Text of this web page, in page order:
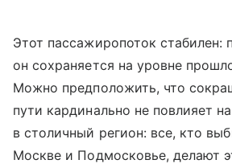
Этот пассажиропоток
он сохраняется на уровне
Можно предположить, что
пути кардинально не повлияет
в столичный регион: все, кто
Москве и Подмосковье, делают